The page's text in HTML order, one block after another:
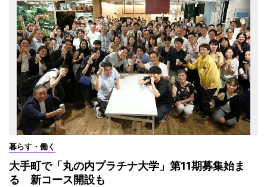
暮らす・働く
大手町で「丸の内プラチナ大学」第11期募集始ま
る 新コース開設も